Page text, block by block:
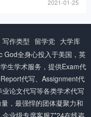
2021-01-25
写作类型 留学党 大学库
God全身心投入于美国，英
生学术服务，提供Exam代
代写、Assignment代
论文代写等各类学术代写
，最强悍的团体凝聚力和